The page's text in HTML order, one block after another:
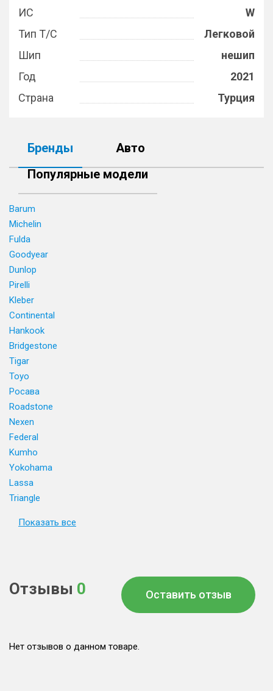
ИС
W
Тип Т/С
Легковой
Шип
нешип
Год
2021
Страна
Турция
Бренды
Авто
Популярные модели
Barum
Michelin
Fulda
Goodyear
Dunlop
Pirelli
Kleber
Continental
Hankook
Bridgestone
Tigar
Toyo
Росава
Roadstone
Nexen
Federal
Kumho
Yokohama
Lassa
Triangle
Показать все
Отзывы 0 Оставить отзыв
Нет отзывов о данном товаре.